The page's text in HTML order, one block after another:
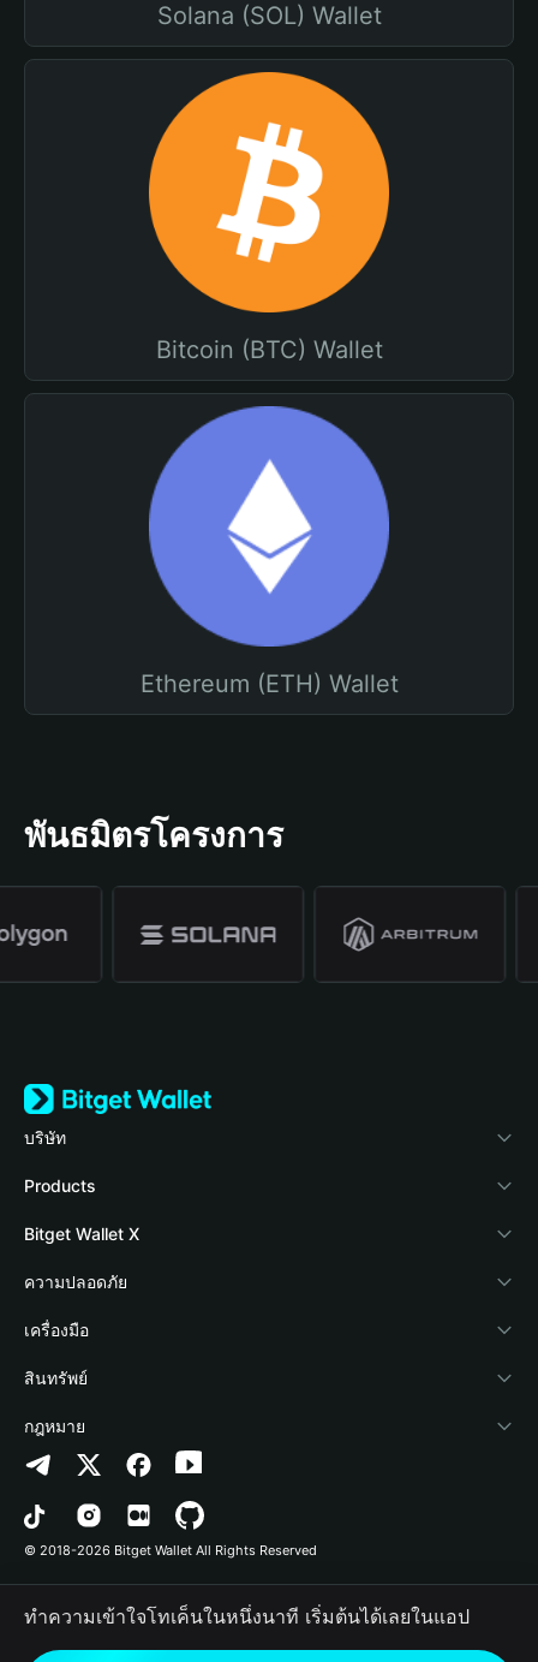
Solana (SOL) Wallet
Bitcoin (BTC) Wallet
Ethereum (ETH) Wallet
พันธมิตรโครงการ
บริษัท
เกี่ยวกับ Bitget Wallet
Blog
Academy
ข่าวสารด้านคริปโต
ศูนย์ช่วยเหลือ
ติดต่อเรา
ทรัพยากรข้อมูลของแบรนด์
อาชีพ
Products
Crypto Card
Stablecoin Earn
Payfi Crypto
Crypto Swap API
Altcoin Season Index
Prediction Markets
DApp
RWA
Bitget Wallet X
นักพัฒนา
เชื่อมต่อ Wallet
Bitget Wallet Pay
ลิสต์โปรเจกต์
ความปลอดภัย
Protection Fund
เทคโนโลยีความปลอดภัย
เครื่องมือ
ซื้อคริปโต
การตรวจจับการอนุญาต
การตรวจจับสัญญา
การโอนเป็นชุด
สินทรัพย์
Arbitrum
Avalanche
Bitcoin
Polygon
กฎหมาย
นโยบายความเป็นส่วนตัว
ข้อตกลงในการใช้บริการ
© 2018-2026 Bitget Wallet All Rights Reserved
ทำความเข้าใจโทเค็นในหนึ่งนาที เริ่มต้นได้เลยในแอป